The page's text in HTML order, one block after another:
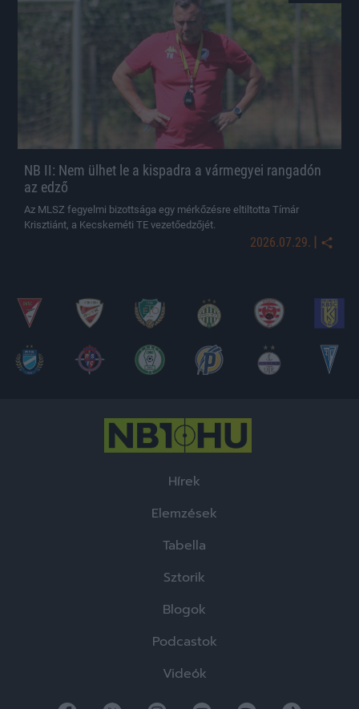
NB II: Nem ülhet le a kispadra a vármegyei rangadón
az edző
Az MLSZ fegyelmi bizottsága egy mérkőzésre eltiltotta Tímár
Krisztiánt, a Kecskeméti TE vezetőedzőjét.
2026.07.29. |
Hírek
Elemzések
Tabella
Sztorik
Blogok
Podcastok
Videók